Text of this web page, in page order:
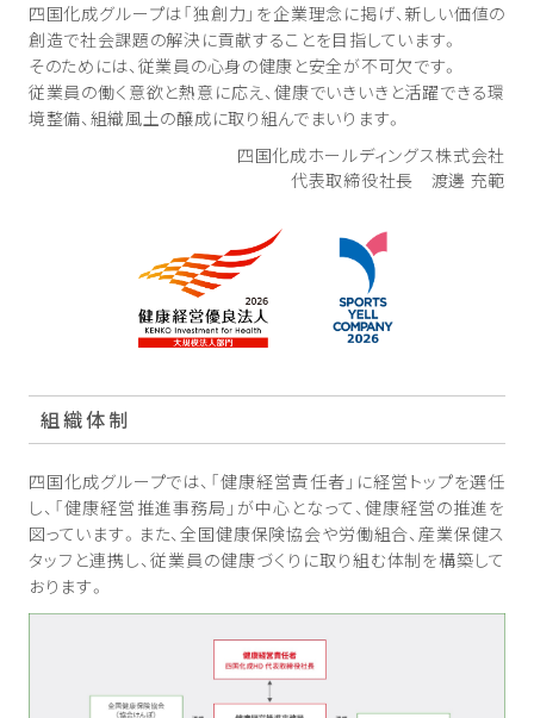
四国化成グループは「独創力」を企業理念に掲げ、新しい価値の
創造で社会課題の解決に貢献することを目指しています。
そのためには、従業員の心身の健康と安全が不可欠です。
従業員の働く意欲と熱意に応え、健康でいきいきと活躍できる環
境整備、組織風土の醸成に取り組んでまいります。
四国化成ホールディングス株式会社
代表取締役社長 渡邊 充範
組織体制
四国化成グループでは、「健康経営責任者」に経営トップを選任
し、「健康経営推進事務局」が中心となって、健康経営の推進を
図っています。また、全国健康保険協会や労働組合、産業保健ス
タッフと連携し、従業員の健康づくりに取り組む体制を構築して
おります。